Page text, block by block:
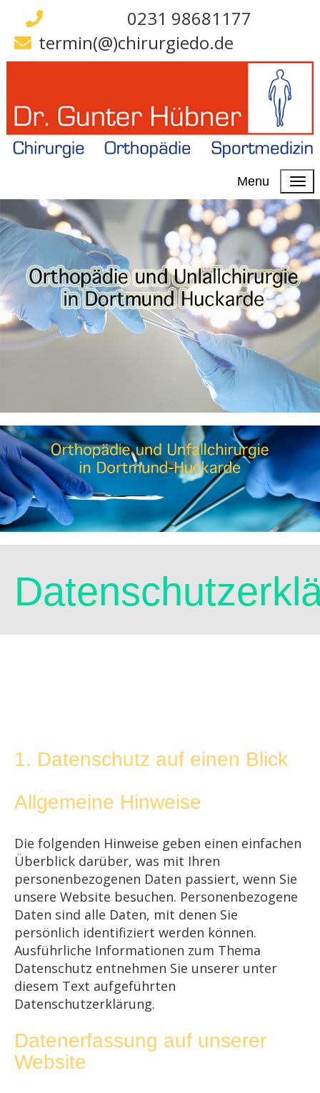
0231 98681177
termin(@)chirurgiedo.de
Menu
1. Datenschutz auf einen Blick
Allgemeine Hinweise
Die folgenden Hinweise geben einen einfachen
Überblick darüber, was mit Ihren
personenbezogenen Daten passiert, wenn Sie
unsere Website besuchen. Personenbezogene
Daten sind alle Daten, mit denen Sie
persönlich identifiziert werden können.
Ausführliche Informationen zum Thema
Datenschutz entnehmen Sie unserer unter
diesem Text aufgeführten
Datenschutzerklärung.
Datenerfassung auf unserer
Website